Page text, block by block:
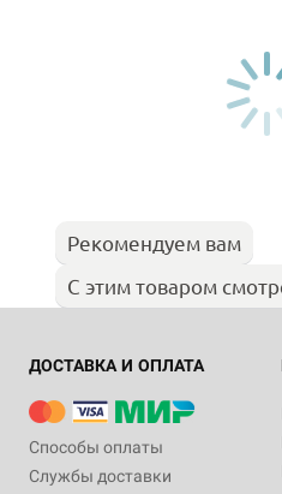
Рекомендуем вам
С этим товаром
ДОСТАВКА И ОПЛАТА
Способы оплаты
Службы доставки